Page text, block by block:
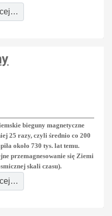
bieguny magnetyczne
25 razy, czyli średnio co 200
około 730 tys. lat temu.
przemagnesowanie się Ziemi
skali czasu).